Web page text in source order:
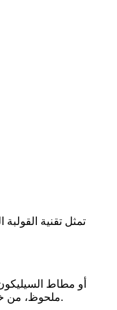
تمثل تقنية
ملحوظ، من خلال إضافة وظائف مثل القبضة المريحة، وامتصاص الصدمات، وتحسين المظهر. وباستخدام مواد متقدمة، يمكن للمصنعين إنتاج منتجات متطورة تلبي أعلى معايير الأداء وتوقعات العملاء.